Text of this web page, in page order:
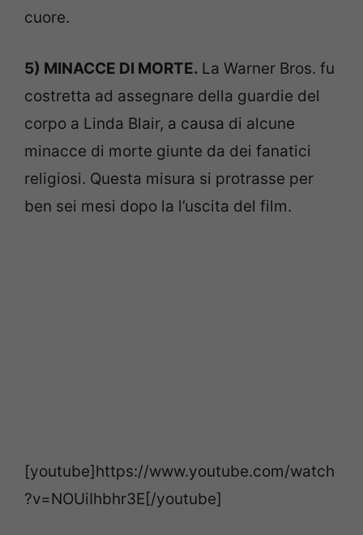
cuore.
5) MINACCE DI MORTE. La Warner Bros. fu
costretta ad assegnare della guardie del
corpo a Linda Blair, a causa di alcune
minacce di morte giunte da dei fanatici
religiosi. Questa misura si protrasse per
ben sei mesi dopo la l’uscita del film.
[youtube]https://www.youtube.com/watch
?v=NOUiIhbhr3E[/youtube]